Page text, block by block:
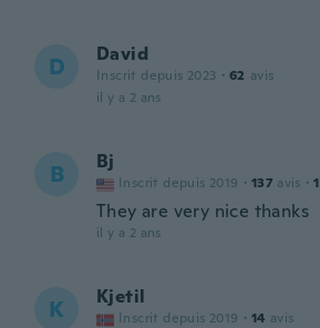
D David
Inscrit depuis 2023 · 62 avis
il y a 2 ans
B Bj
Inscrit depuis 2019 · 137 avis · 1
They are very nice thanks
il y a 2 ans
K Kjetil
Inscrit depuis 2019 · 14 avis